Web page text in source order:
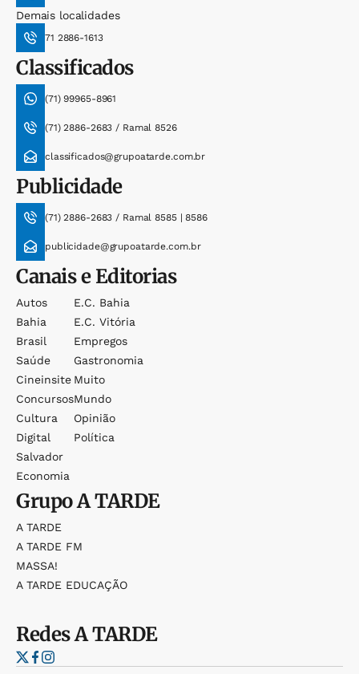
Demais localidades
71 2886-1613
Classificados
(71) 99965-8961
(71) 2886-2683 / Ramal 8526
classificados@grupoatarde.com.br
Publicidade
(71) 2886-2683 / Ramal 8585 | 8586
publicidade@grupoatarde.com.br
Canais e Editorias
Autos
Bahia
Brasil
Saúde
Cineinsite
Concursos
Cultura
Digital
Salvador
Economia
E.c. Bahia
E.c. Vitória
Empregos
Gastronomia
Muito
Mundo
Opinião
Política
GrupoA TARDE
A TARDE
A TARDE FM
MASSA!
A TARDE EDUCAÇÃO
RedesA TARDE